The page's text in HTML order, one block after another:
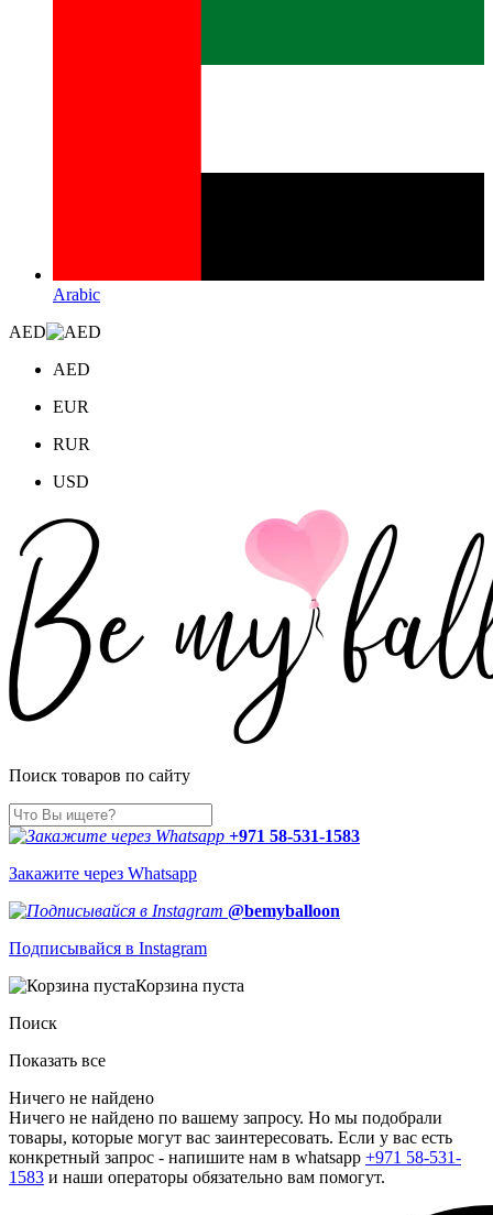
Arabic
AED
AED
EUR
RUR
USD
Поиск товаров по сайту
+971 58-531-1583
Закажите через Whatsapp
@bemyballoon
Подписывайся в Instagram
Корзина пуста
Поиск
Показать все
Ничего не найдено
Ничего не найдено по вашему запросу. Но мы подобрали
товары, которые могут вас заинтересовать. Если у вас есть
конкретный запрос - напишите нам в whatsapp +971 58-531-
1583 и наши операторы обязательно вам помогут.